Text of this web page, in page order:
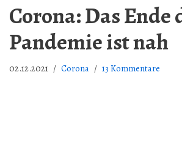
Corona: Das Ende
Pandemie ist nah
02.12.2021 Corona 13 Kommentare